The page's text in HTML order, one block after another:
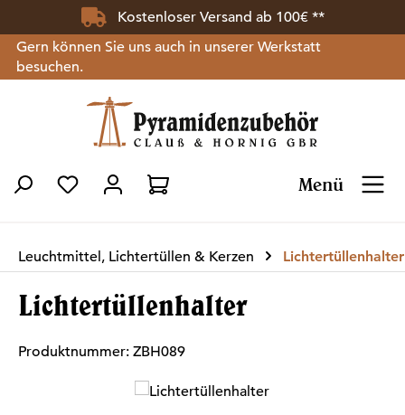
Zum Hauptinhalt springenKostenloser Versand ab 100€ **
Gern können Sie uns auch in unserer Werkstatt
besuchen.
Menü
Du hast 0 Produkte auf dem Merkzettel
Leuchtmittel, Lichtertüllen & Kerzen Lichtertüllenhalter
Lichtertüllenhalter
Produktnummer: ZBH089
Bildergalerie überspringen